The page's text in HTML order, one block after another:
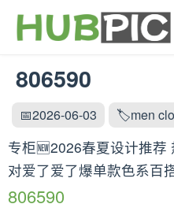
806590
📅2026-06-03 🏷️men
专柜🆕2026春夏设计推
对爱了爱了爆单款色系百
806590